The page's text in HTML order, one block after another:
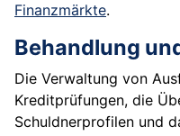
Finanzmärkte.
Behandlung
Die Verwaltung von
Kreditprüfungen, die
Schuldnerprofilen und